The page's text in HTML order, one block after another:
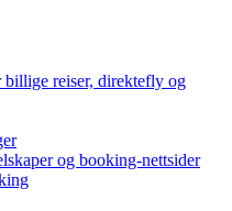
reiser, direktefly og
og booking-nettsider